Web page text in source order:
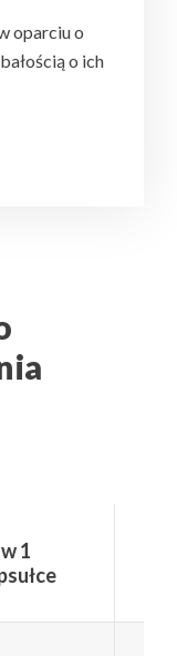
oparciu o
o ich
w 1